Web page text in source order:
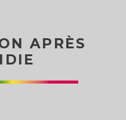
APRÈS